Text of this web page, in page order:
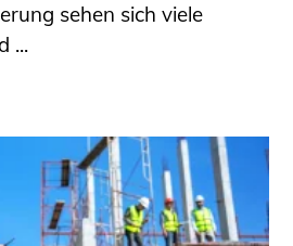
sehen sich viele
...